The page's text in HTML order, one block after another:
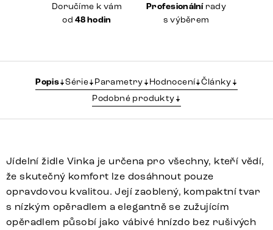
Doručíme k vám
od48 hodin
Profesionálnírady
s výběrem
Popis Série Parametry Hodnocení Články
Podobné produkty
Jídelní židle Vinka je určena pro všechny, kteří vědí,
že skutečný komfort lze dosáhnout pouze
opravdovou kvalitou. Její zaoblený, kompaktní tvar
s nízkým opěradlem a elegantně se zužujícím
opěradlem působí jako vábivé hnízdo bez rušivých